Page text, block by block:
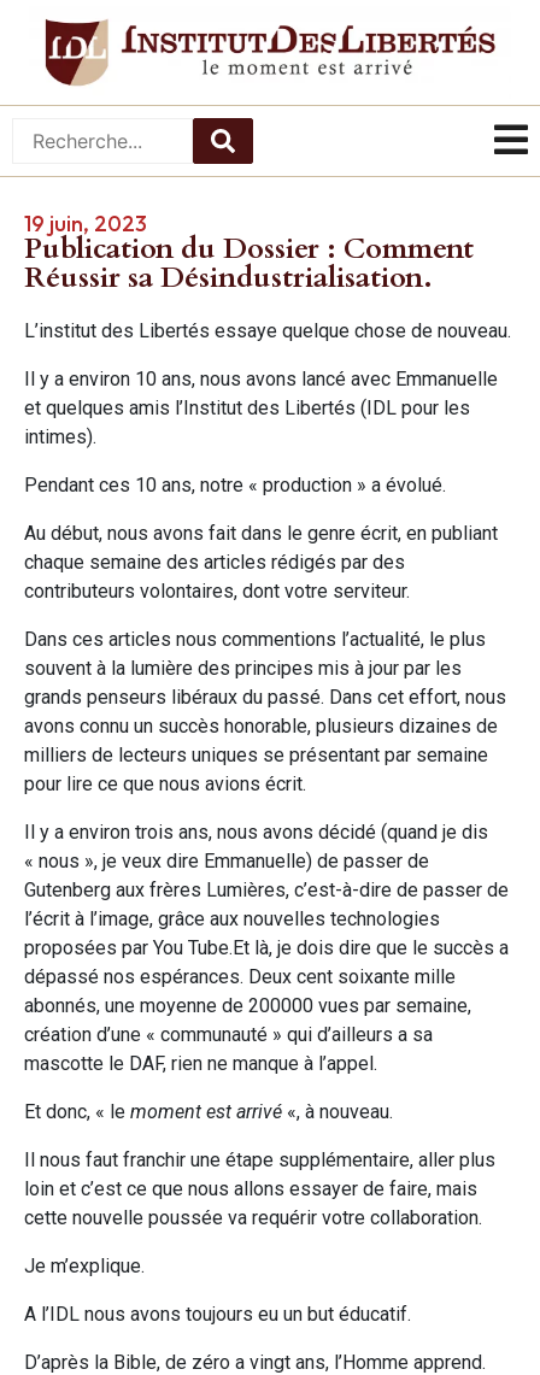
19 juin, 2023
Publication du Dossier : Comment
Réussir sa Désindustrialisation.
L’institut des Libertés essaye quelque chose de nouveau.
Il y a environ 10 ans, nous avons lancé avec Emmanuelle
et quelques amis l’Institut des Libertés (IDL pour les
intimes).
Pendant ces 10 ans, notre « production » a évolué.
Au début, nous avons fait dans le genre écrit, en publiant
chaque semaine des articles rédigés par des
contributeurs volontaires, dont votre serviteur.
Dans ces articles nous commentions l’actualité, le plus
souvent à la lumière des principes mis à jour par les
grands penseurs libéraux du passé. Dans cet effort, nous
avons connu un succès honorable, plusieurs dizaines de
milliers de lecteurs uniques se présentant par semaine
pour lire ce que nous avions écrit.
Il y a environ trois ans, nous avons décidé (quand je dis
« nous », je veux dire Emmanuelle) de passer de
Gutenberg aux frères Lumières, c’est-à-dire de passer de
l’écrit à l’image, grâce aux nouvelles technologies
proposées par You Tube.Et là, je dois dire que le succès a
dépassé nos espérances. Deux cent soixante mille
abonnés, une moyenne de 200000 vues par semaine,
création d’une « communauté » qui d’ailleurs a sa
mascotte le DAF, rien ne manque à l’appel.
Et donc, « le moment est arrivé «, à nouveau.
Il nous faut franchir une étape supplémentaire, aller plus
loin et c’est ce que nous allons essayer de faire, mais
cette nouvelle poussée va requérir votre collaboration.
Je m’explique.
A l’IDL nous avons toujours eu un but éducatif.
D’après la Bible, de zéro a vingt ans, l’Homme apprend.